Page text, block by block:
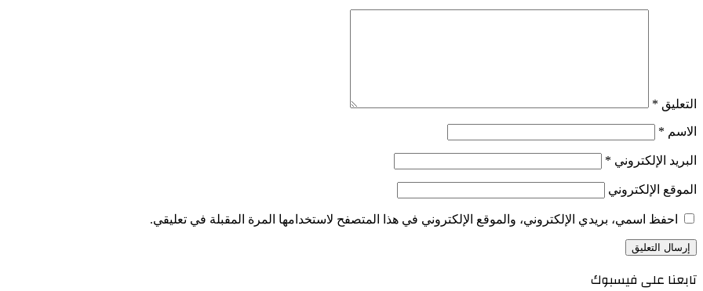
التعليق *
الاسم *
البريد الإلكتروني *
الموقع الإلكتروني
احفظ اسمي، بريدي الإلكتروني، والموقع الإلكتروني في هذا المتصفح لاستخدامها المرة المقبلة في تعليقي.
تابعنا على فيسبوك